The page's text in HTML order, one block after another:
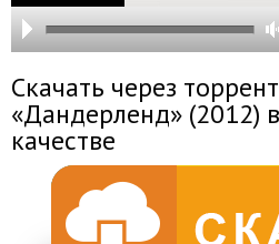
Скачать через
«Дандерленд» (2012)
качестве